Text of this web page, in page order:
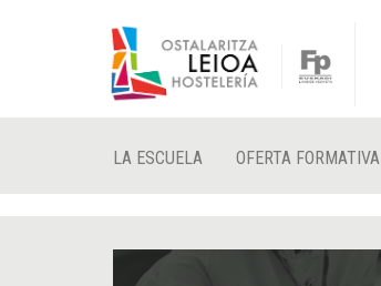
LA ESCUELA OFERTA FORMATIVA